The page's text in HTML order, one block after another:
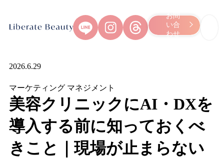
お問
い合
わせ
2026.6.29
マーケティング マネジメント
美容クリニックにAI・DXを
導入する前に知っておくべ
きこと｜現場が止まらない